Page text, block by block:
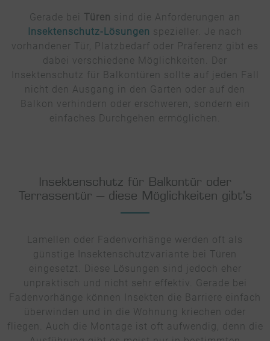
Gerade bei Türen sind die Anforderungen an
Insektenschutz-Lösungen spezieller. Je nach
vorhandener Tür, Platzbedarf oder Präferenz gibt es
dabei verschiedene Möglichkeiten. Der
Insektenschutz für Balkontüren sollte auf jeden Fall
nicht den Ausgang in den Garten oder auf den
Balkon verhindern oder erschweren, sondern ein
einfaches Durchgehen ermöglichen.
Insektenschutz für Balkontür oder
Terrassentür – diese Möglichkeiten gibt's
Lamellen oder Fadenvorhänge werden oft als
günstige Insektenschutzvariante bei Türen
eingesetzt. Diese Lösungen sind jedoch eher
unpraktisch und nicht sehr effektiv. Gerade bei
Fadenvorhänge können Insekten die Barriere einfach
überwinden und in die Wohnung kriechen oder
fliegen. Auch die Montage ist oft aufwendig, denn die